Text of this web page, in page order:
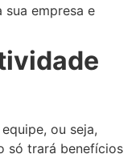
empresa e
ou seja,
só trará benefícios